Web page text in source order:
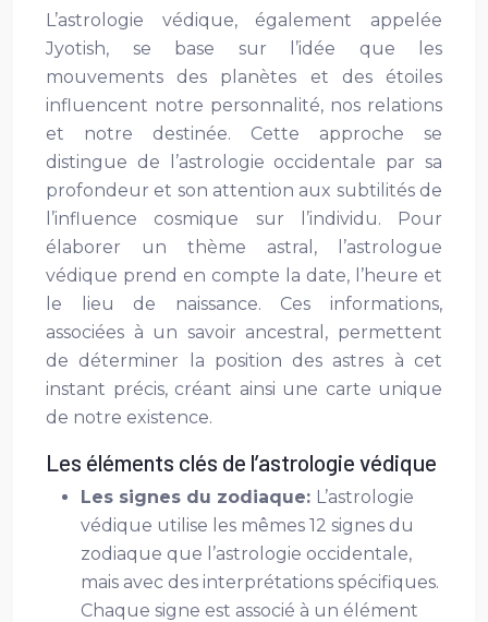
L’astrologie védique, également appelée
Jyotish, se base sur l’idée que les
mouvements des planètes et des étoiles
influencent notre personnalité, nos relations
et notre destinée. Cette approche se
distingue de l’astrologie occidentale par sa
profondeur et son attention aux subtilités de
l’influence cosmique sur l’individu. Pour
élaborer un thème astral, l’astrologue
védique prend en compte la date, l’heure et
le lieu de naissance. Ces informations,
associées à un savoir ancestral, permettent
de déterminer la position des astres à cet
instant précis, créant ainsi une carte unique
de notre existence.
Les éléments clés de l’astrologie védique
Les signes du zodiaque: L’astrologie
védique utilise les mêmes 12 signes du
zodiaque que l’astrologie occidentale,
mais avec des interprétations spécifiques.
Chaque signe est associé à un élément